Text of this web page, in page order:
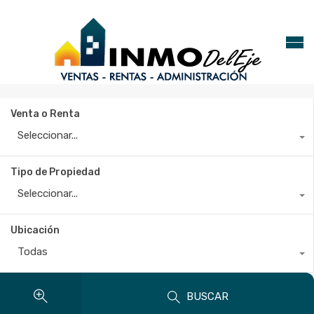
Venta o Renta
Seleccionar...
Tipo de Propiedad
Seleccionar...
Ubicación
Todas
BUSCAR